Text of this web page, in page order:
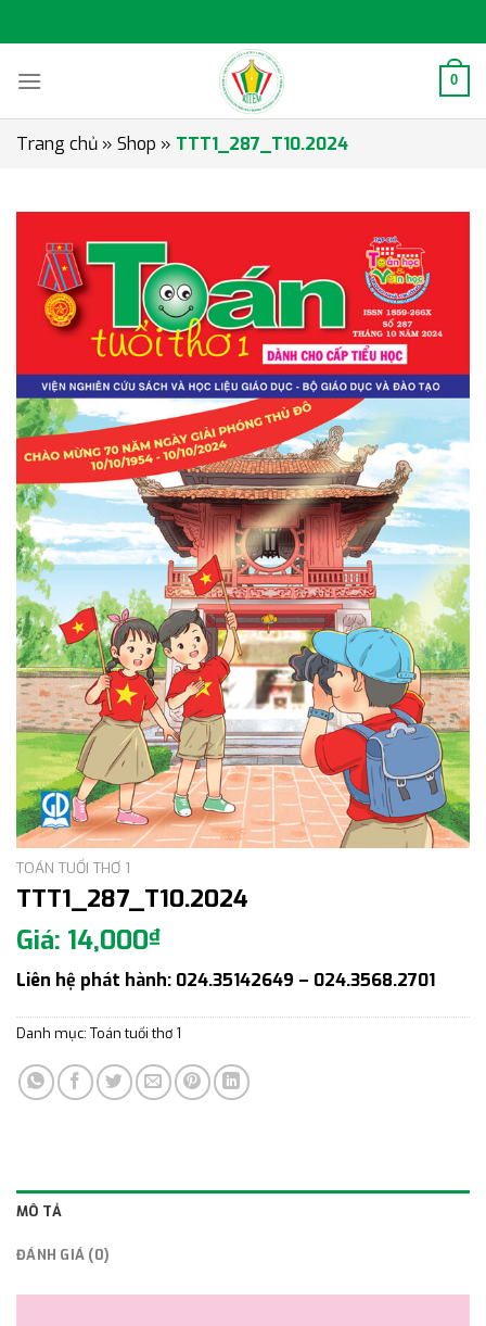
to
0
Trang chủ » Shop » TTT1_287_T10.2024
TOÁN TUỔI THƠ 1
TTT1_287_T10.2024
14,000₫
Liên hệ phát hành: 024.35142649 – 024.3568.2701
Danh mục: Toán tuổi thơ 1
MÔ TẢ
ĐÁNH GIÁ (0)